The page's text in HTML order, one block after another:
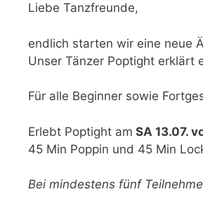
Liebe Tanzfreunde,
endlich starten wir eine neue
Unser Tänzer Poptight erklärt
Für alle Beginner sowie
Erlebt Poptight am SA 13.07.
45 Min Poppin und 45 Min
Bei mindestens fünf